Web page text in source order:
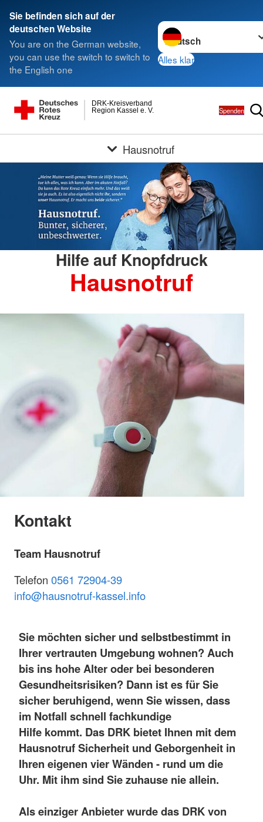
Sie befinden sich auf der
deutschen Website
You are on the German website,
you can use the switch to switch to
the English one
Sprache wechseln zu
Alles klar
Region Kassel e. V.
DRK-Kreisverband
Spenden
Hausnotruf
Hilfe auf Knopfdruck
Hausnotruf
Kontakt
Team Hausnotruf
Telefon 0561 72904-39
info@hausnotruf-kassel.info
Sie möchten sicher und selbstbestimmt in
Ihrer vertrauten Umgebung wohnen? Auch
bis ins hohe Alter oder bei besonderen
Gesundheitsrisiken? Dann ist es für Sie
sicher beruhigend, wenn Sie wissen, dass
im Notfall schnell fachkundige
Hilfe kommt. Das DRK bietet Ihnen mit dem
Hausnotruf Sicherheit und Geborgenheit in
Ihren eigenen vier Wänden - rund um die
Uhr. Mit ihm sind Sie zuhause nie allein.
Als einziger Anbieter wurde das DRK von